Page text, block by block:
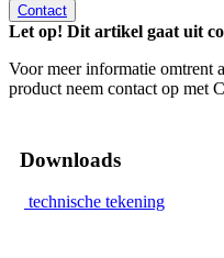
Contact
Let op! Dit artikel gaat uit
Voor meer informatie omtrent
product neem contact op met
Downloads
technische tekening